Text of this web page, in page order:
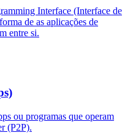
Interface (Interface de
de as aplicações de
entre si.
ou programas que operam
(P2P).